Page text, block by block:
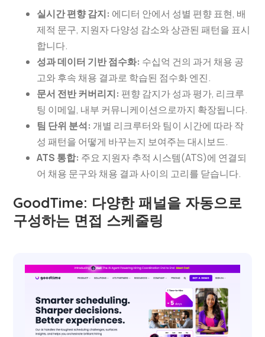
실시간 편향 감지: 에디터 안에서 성별 편향 표현, 배
제적 문구, 지원자 다양성 감소와 상관된 패턴을 표시
합니다.
성과 데이터 기반 점수화: 수십억 건의 과거 채용 공
고와 후속 채용 결과로 학습된 점수화 엔진.
문서 전반 커버리지: 편향 감지가 성과 평가, 리크루
팅 이메일, 내부 커뮤니케이션으로까지 확장됩니다.
팀 단위 분석: 개별 리크루터와 팀이 시간에 따라 작
성 패턴을 어떻게 바꾸는지 보여주는 대시보드.
ATS 통합: 주요 지원자 추적 시스템(ATS)에 연결되
어 채용 문구와 채용 결과 사이의 고리를 닫습니다.
GoodTime: 다양한 패널을 자동으로
구성하는 면접 스케줄링